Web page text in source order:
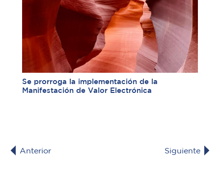
Se prorroga la implementación de la
Manifestación de Valor Electrónica
Anterior Siguiente